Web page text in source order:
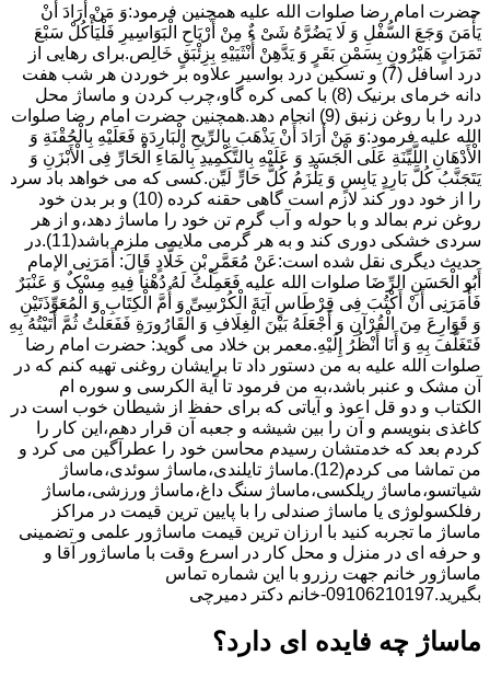
حضرت امام رضا صلوات الله علیه همچنین فرمود:وَ مَنْ أَرَادَ أَنْ
یَأْمَنَ وَجَعَ السُّفْلِ وَ لَا یَضُرَّهُ شَیْ ءٌ مِنْ أَرْیَاحِ الْبَوَاسِیرِ فَلْیَأْکُلْ سَبْعَ
تَمَرَاتٍ هَیْرُونٍ بِسَمْنِ بَقَرٍ وَ یَدَّهِنْ أُنْثَیَیْهِ بِزِئْبَقٍ خَالِص.برای رهایی از
درد اسافل (7) و تسکین درد بواسیر علاوه بر خوردن هر شب هفت
دانه خرمای برنیک (8) با کمی کره گاو،چرب کردن و ماساژ محل
درد را با روغن زنبق (9) انجام دهد.همچنین حضرت امام رضا صلوات
الله علیه فرمود:وَ مَنْ أَرَادَ أَنْ یَذْهَبَ بِالرِّیحِ الْبَارِدَةِ فَعَلَیْهِ بِالْحُقْنَةِ وَ
الْأَدْهَانِ اللَّیِّنَةِ عَلَى الْجَسَدِ وَ عَلَیْهِ بِالتَّکْمِیدِ بِالْمَاءِ الْحَارِّ فِی الْأَبْزَنِ وَ
یَتَجَنَّبُ کُلَّ بَارِدٍ یَابِسٍ وَ یَلْزَمُ کُلَّ حَارٍّ لَیِّن.کسی که می خواهد باد سرد
را از خود دور کند لازم است گاهی حقنه کرده (10) و بر بدن خود
روغن نرم بمالد و با حوله و آب گرم تن خود را ماساژ دهد،و از هر
سردی خشکی دوری کند و به هر گرمی ملایمی ملزم باشد(11).در
حدیث دیگری نقل شده است:عَنْ مُعَمَّرِ بْنِ خَلَّادٍ قَالَ: أَمَرَنِی الإمام
أَبُو الْحَسَنِ الرِّضَا صلوات الله علیه فَعَمِلْتُ لَهُ دُهْناً فِیهِ مِسْکٌ وَ عَنْبَرٌ
فَأَمَرَنِی أَنْ أَکْتُبَ فِی قِرْطَاسٍ آیَةَ الْکُرْسِیِّ وَ أُمَّ الْکِتَابِ وَ الْمُعَوِّذَتَیْنِ
وَ قَوَارِعَ مِنَ الْقُرْآنِ وَ أَجْعَلَهُ بَیْنَ الْغِلَافِ وَ الْقَارُورَةِ فَفَعَلْتُ ثُمَّ أَتَیْتُهُ بِهِ
فَتَغَلَّفَ بِهِ وَ أَنَا أَنْظُرُ إِلَیْهِ.معمر بن خلاد می گوید: حضرت امام رضا
صلوات الله علیه به من دستور داد تا برایشان روغنى تهیه کنم که در
آن مشک و عنبر باشد،به من فرمود تا آیة الکرسى و سوره ام
الکتاب و دو قل اعوذ و آیاتى که براى حفظ از شیطان خوب است در
کاغذى بنویسم و آن را بین شیشه و جعبه آن قرار دهم،این کار را
کردم بعد که خدمتشان رسیدم محاسن خود را عطرآگین می کرد و
من تماشا می کردم(12).ماساژ تایلندی،ماساژ سوئدی،ماساژ
شیاتسو،ماساژ ریلکسی،ماساژ سنگ داغ،ماساژ ورزشی،ماساژ
رفلکسولوژی یا ماساژ صندلی را با پایین ترین قیمت در مراکز
ماساژ ما تجربه کنید با ارزان ترین قیمت ماساژور علمی و تضمینی
و حرفه ای در منزل و محل کار در اسرع وقت با ماساژور آقا و
ماساژور خانم جهت رزرو با این شماره تماس
بگیرید.09106210197-خانم دکتر دمیرچی
ماساژ چه فایده ای دارد؟